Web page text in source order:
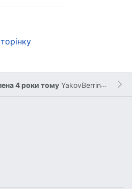
4 роки тому YakovBerringer